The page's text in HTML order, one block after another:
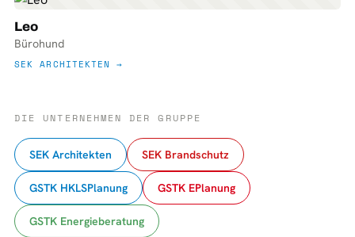
Leo
Bürohund
SEK ARCHITEKTEN →
DIE UNTERNEHMEN DER GRUPPE
SEK Architekten SEK Brandschutz
GSTK HKLSPlanung GSTK EPlanung
GSTK Energieberatung